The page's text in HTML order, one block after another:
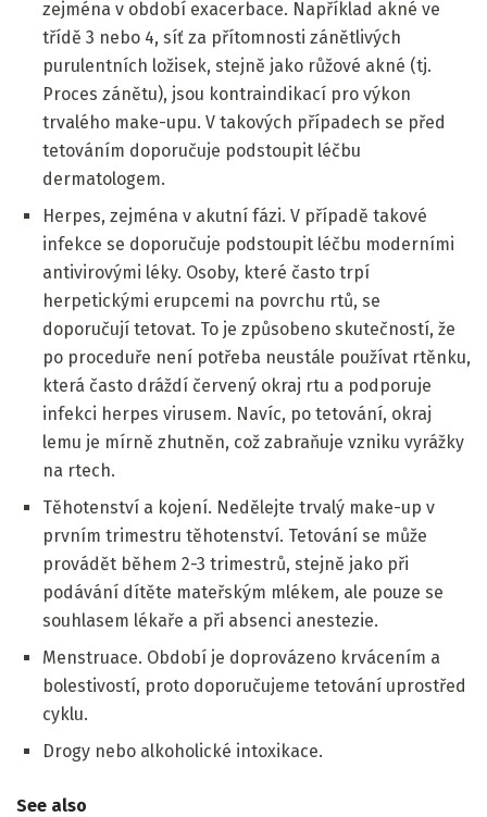
zejména v období exacerbace. Například akné ve
třídě 3 nebo 4, síť za přítomnosti zánětlivých
purulentních ložisek, stejně jako růžové akné (tj.
Proces zánětu), jsou kontraindikací pro výkon
trvalého make-upu. V takových případech se před
tetováním doporučuje podstoupit léčbu
dermatologem.
Herpes, zejména v akutní fázi. V případě takové
infekce se doporučuje podstoupit léčbu moderními
antivirovými léky. Osoby, které často trpí
herpetickými erupcemi na povrchu rtů, se
doporučují tetovat. To je způsobeno skutečností, že
po proceduře není potřeba neustále používat rtěnku,
která často dráždí červený okraj rtu a podporuje
infekci herpes virusem. Navíc, po tetování, okraj
lemu je mírně zhutněn, což zabraňuje vzniku vyrážky
na rtech.
Těhotenství a kojení. Nedělejte trvalý make-up v
prvním trimestru těhotenství. Tetování se může
provádět během 2-3 trimestrů, stejně jako při
podávání dítěte mateřským mlékem, ale pouze se
souhlasem lékaře a při absenci anestezie.
Menstruace. Období je doprovázeno krvácením a
bolestivostí, proto doporučujeme tetování uprostřed
cyklu.
Drogy nebo alkoholické intoxikace.
See also